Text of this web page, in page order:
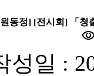
동정] [전시회] 「청
성일 :